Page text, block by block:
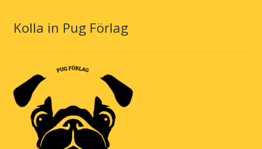
Kolla in Pug Förlag